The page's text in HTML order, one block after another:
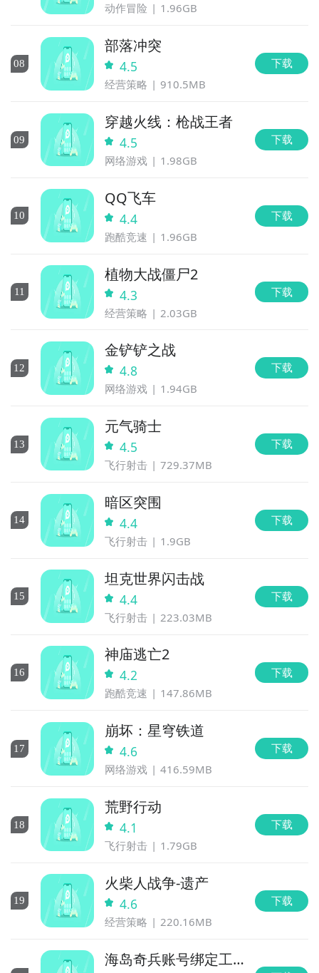
动作冒险 1.96GB
08
部落冲突
4.5
经营策略 910.5MB
下载
09
穿越火线：枪战王者
4.5
网络游戏 1.98GB
下载
10
QQ飞车
4.4
跑酷竞速 1.96GB
下载
11
植物大战僵尸2
4.3
经营策略 2.03GB
下载
12
金铲铲之战
4.8
网络游戏 1.94GB
下载
13
元气骑士
4.5
飞行射击 729.37MB
下载
14
暗区突围
4.4
飞行射击 1.9GB
下载
15
坦克世界闪击战
4.4
飞行射击 223.03MB
下载
16
神庙逃亡2
4.2
跑酷竞速 147.86MB
下载
17
崩坏：星穹铁道
4.6
网络游戏 416.59MB
下载
18
荒野行动
4.1
飞行射击 1.79GB
下载
19
火柴人战争-遗产
4.6
经营策略 220.16MB
下载
海岛奇兵账号绑定工